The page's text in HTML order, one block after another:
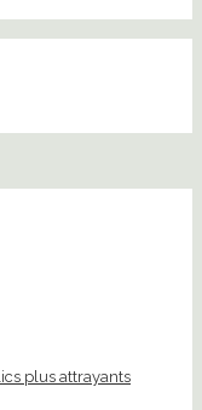
plus attrayants